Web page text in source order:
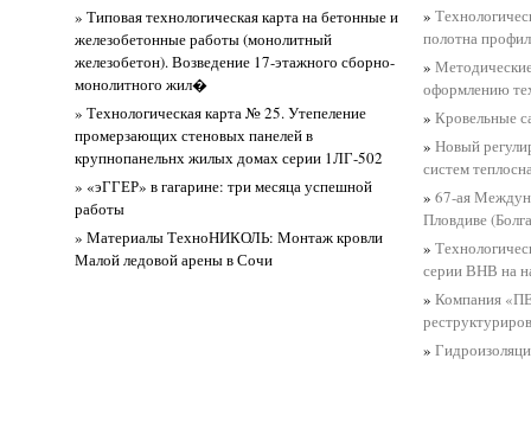
» Типовая технологическая карта на бетонные и
железобетонные работы (монолитный
железобетон). Возведение 17-этажного сборно-
монолитного жил�
» Технологическая карта № 25. Утепеление
промерзающих стеновых панелей в
крупнопанельнх жилых домах серии 1ЛГ-502
» «эГГЕР» в гагарине: три месяца успешной
работы
» Материалы ТехноНИКОЛЬ: Монтаж кровли
Малой ледовой арены в Сочи
»
полотна
»
оформлению
»Кровельные
»Новый
систем
»67-ая
Пловдиве
»
серии ВНВ на
»Компания
»